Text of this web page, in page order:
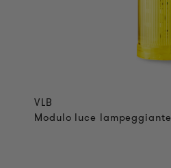
VLB
Modulo luce lampeggiante